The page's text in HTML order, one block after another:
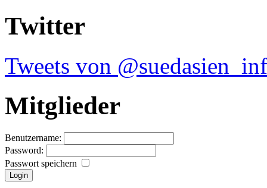
Twitter
Tweets von
Mitglieder
Benutzername:
Password:
Passwort speichern